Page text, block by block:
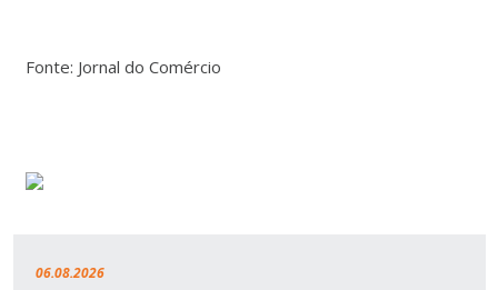
Fonte: Jornal do Comércio
06.08.2026